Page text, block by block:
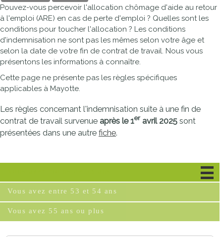
Pouvez-vous percevoir l'allocation chômage d'aide au retour
à l'emploi (ARE) en cas de perte d'emploi ? Quelles sont les
conditions pour toucher l'allocation ? Les conditions
d'indemnisation ne sont pas les mêmes selon votre âge et
selon la date de votre fin de contrat de travail. Nous vous
présentons les informations à connaître.
Cette page ne présente pas les règles spécifiques
applicables à Mayotte.
Les règles concernant l'indemnisation suite à une fin de
contrat de travail survenue après le 1er avril 2025 sont
présentées dans une autre fiche.
Vous avez entre 53 et 54 ans
Vous avez 55 ans ou plus